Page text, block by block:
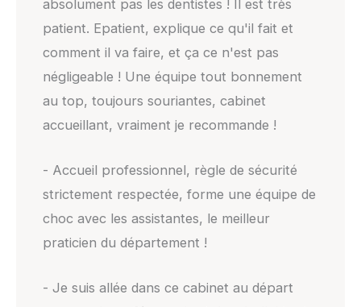
absolument pas les dentistes ! Il est très
patient. Epatient, explique ce qu'il fait et
comment il va faire, et ça ce n'est pas
négligeable ! Une équipe tout bonnement
au top, toujours souriantes, cabinet
accueillant, vraiment je recommande !
- Accueil professionnel, règle de sécurité
strictement respectée, forme une équipe de
choc avec les assistantes, le meilleur
praticien du département !
- Je suis allée dans ce cabinet au départ